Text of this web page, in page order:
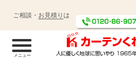
ご相談・ お見積り は